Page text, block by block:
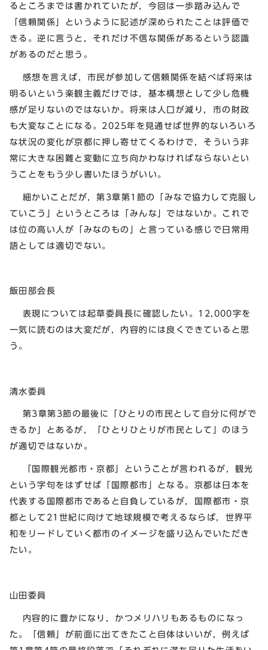
るところまでは書かれていたが，今回は一歩踏み込んで
「信頼関係」というように記述が深められたことは評価で
きる。逆に言うと，それだけ不信な関係があるという認識
があるのだと思う。
感想を言えば，市民が参加して信頼関係を結べば将来は
明るいという楽観主義だけでは，基本構想として少し危機
感が足りないのではないか。将来は人口が減り，市の財政
も大変なことになる。2025年を見通せば世界的ないろいろ
な状況の変化が京都に押し寄せてくるわけで，そういう非
常に大きな困難と変動に立ち向かわなければならないとい
うことをもう少し書いたほうがいい。
細かいことだが，第3章第1節の「みなで協力して克服し
ていこう」というところは「みんな」ではないか。これで
は位の高い人が「みなのもの」と言っている感じで日常用
語としては適切でない。
飯田部会長
表現については起草委員長に確認したい。12,000字を
一気に読むのは大変だが，内容的には良くできていると思
う。
清水委員
第3章第3節の最後に「ひとりの市民として自分に何がで
きるか」とあるが，「ひとりひとりが市民として」のほう
が適切ではないか。
「国際観光都市・京都」ということが言われるが，観光
という字句をはずせば「国際都市」となる。京都は日本を
代表する国際都市であると自負しているが，国際都市・京
都として21世紀に向けて地球規模で考えるならば，世界平
和をリードしていく都市のイメージを盛り込んでいただき
たい。
山田委員
内容的に豊かになり，かつメリハリもあるものになっ
た。「信頼」が前面に出てきたこと自体はいいが，例えば